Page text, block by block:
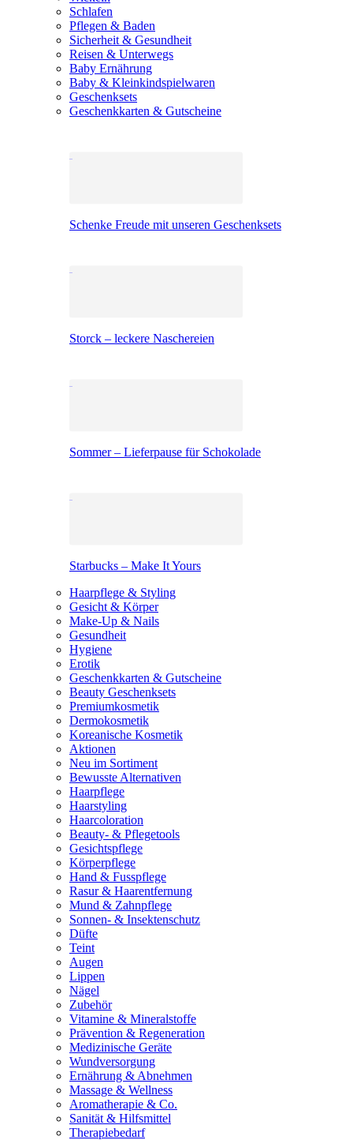
Schlafen
Pflegen & Baden
Sicherheit & Gesundheit
Reisen & Unterwegs
Baby Ernährung
Baby & Kleinkindspielwaren
Geschenksets
Geschenkkarten & Gutscheine
Schenke Freude mit unseren Geschenksets
Storck – leckere Naschereien
Sommer – Lieferpause für Schokolade
Starbucks – Make It Yours
Haarpflege & Styling
Gesicht & Körper
Make-Up & Nails
Gesundheit
Hygiene
Erotik
Geschenkkarten & Gutscheine
Beauty Geschenksets
Premiumkosmetik
Dermokosmetik
Koreanische Kosmetik
Aktionen
Neu im Sortiment
Bewusste Alternativen
Haarpflege
Haarstyling
Haarcoloration
Beauty- & Pflegetools
Gesichtspflege
Körperpflege
Hand & Fusspflege
Rasur & Haarentfernung
Mund & Zahnpflege
Sonnen- & Insektenschutz
Düfte
Teint
Augen
Lippen
Nägel
Zubehör
Vitamine & Mineralstoffe
Prävention & Regeneration
Medizinische Geräte
Wundversorgung
Ernährung & Abnehmen
Massage & Wellness
Aromatherapie & Co.
Sanität & Hilfsmittel
Therapiebedarf